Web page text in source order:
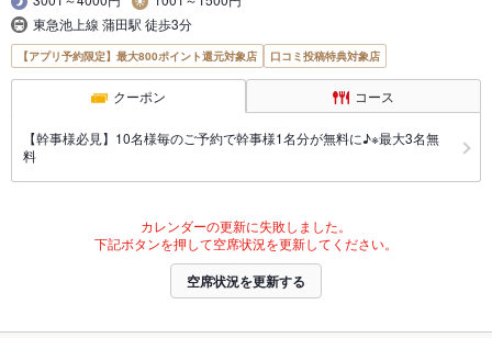
東急池上線 蒲田駅 徒歩3分
【アプリ予約限定】最大800ポイント還元対象店 口コミ投稿特典対象店
クーポン コース
【幹事様必見】10名様毎のご予約で幹事様1名分が無料に♪※最大3名無
料
カレンダーの更新に失敗しました。
下記ボタンを押して空席状況を更新してください。
空席状況を更新する